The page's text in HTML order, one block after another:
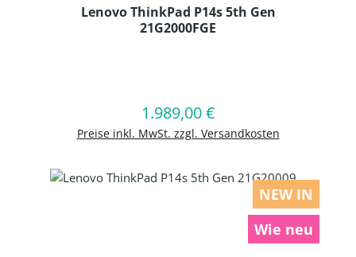
Lenovo ThinkPad P14s 5th Gen
21G2000FGE
Regulärer Preis:
1.989,00 €
Preise inkl. MwSt. zzgl. Versandkosten
In den Warenkorb
NEW IN
Wie neu